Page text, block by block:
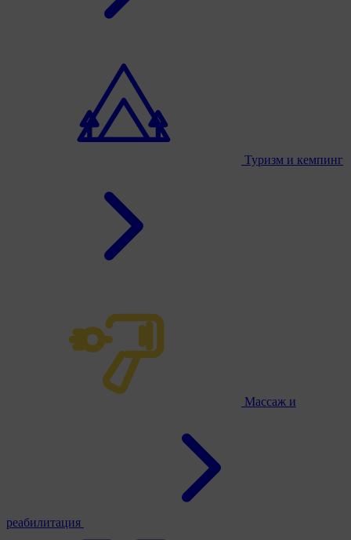
Туризм и кемпинг
Массаж и
реабилитация